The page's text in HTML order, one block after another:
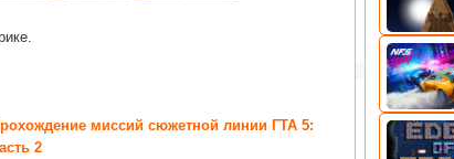
миссий сюжетной линии ГТА 5:
2